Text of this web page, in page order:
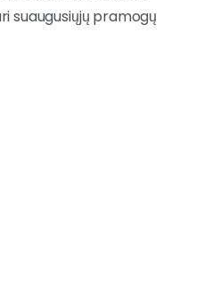
suaugusiųjų pramogų